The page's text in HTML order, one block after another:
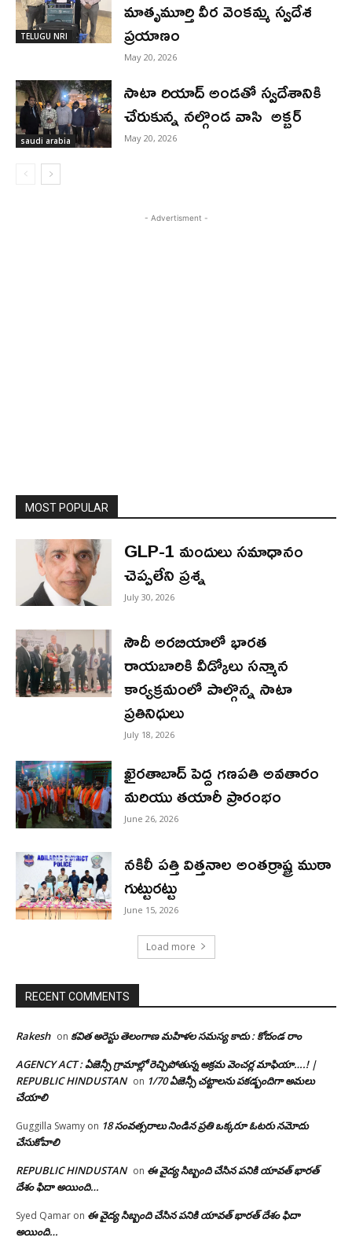
TELUGU NRI
మాతృమూర్తి వీర వెంకమ్మ స్వదేశ
ప్రయాణం
May 20, 2026
saudi arabia
సాటా రియాద్ అండతో స్వదేశానికి
చేరుకున్న నల్గొండ వాసి అక్బర్
May 20, 2026
- Advertisment -
MOST POPULAR
GLP-1 మందులు సమాధానం
చెప్పలేని ప్రశ్న
July 30, 2026
సౌదీ అరబియాలో భారత
రాయబారికి వీడ్కోలు సన్మాన
కార్యక్రమంలో పాల్గొన్న సాటా
ప్రతినిధులు
July 18, 2026
ఖైరతాబాద్ పెద్ద గణపతి అవతారం
మరియు తయారీ ప్రారంభం
June 26, 2026
నకిలీ పత్తి విత్తనాల అంతర్రాష్ట్ర ముఠా
గుట్టురట్టు
June 15, 2026
Load more
RECENT COMMENTS
Rakesh on కవిత అరెస్టు తెలంగాణ మహిళల సమస్య కాదు : కోదండ రాం
AGENCY ACT : ఏజెన్సీ గ్రామాల్లో రెచ్చిపోతున్న అక్రమ వెంచర్ల మాఫియా….! |
REPUBLIC HINDUSTAN on 1/70 ఏజెన్సీ చట్టాలను పకడ్బందిగా అమలు
చేయాలి
Guggilla Swamy on 18 సంవత్సరాలు నిండిన ప్రతి ఒక్కరూ ఓటరు నమోదు
చేసుకోవాలి
REPUBLIC HINDUSTAN on ఈ వైద్య సిబ్బంది చేసిన పనికి యావత్ భారత్
దేశం ఫిదా అయింది…
Syed Qamar on ఈ వైద్య సిబ్బంది చేసిన పనికి యావత్ భారత్ దేశం ఫిదా
అయింది…